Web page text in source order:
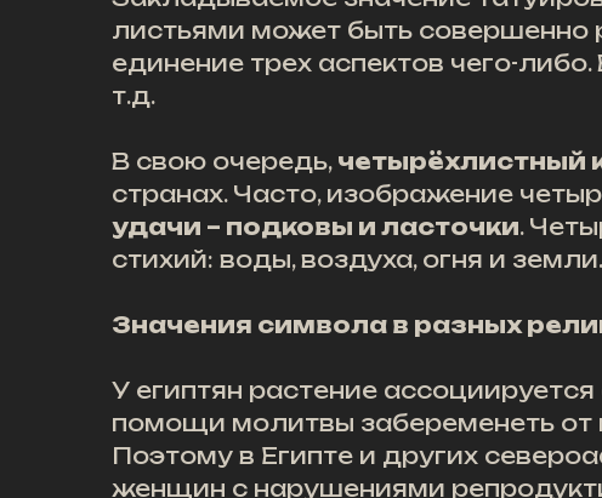
листьями может быть совершенно
единение трех аспектов чего-
т.д.
В свою очередь, четырёхлистный
странах. Часто, изображение
удачи – подковы и ласточки.
стихий: воды, воздуха, огня и земли.
Значения символа в разных
У египтян растение
помощи молитвы забеременеть от
Поэтому в Египте и других
женщин с нарушениями